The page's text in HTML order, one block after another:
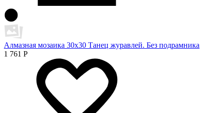
Алмазная мозаика 30х30 Танец журавлей. Без подрамника
1 761 Р